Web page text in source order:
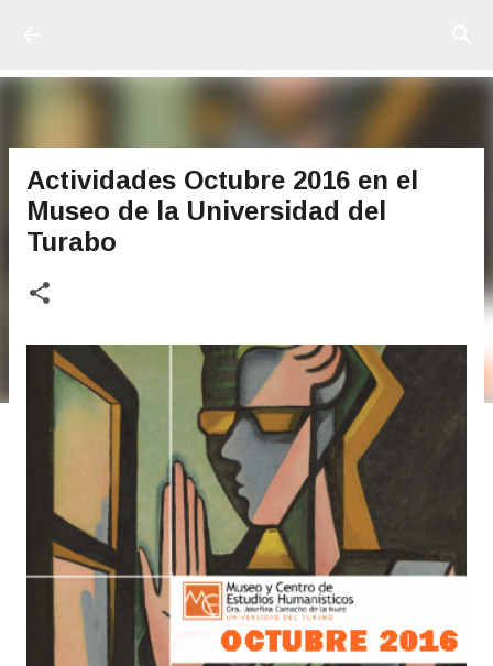
Actividades Octubre 2016 en el
Museo de la Universidad del
Turabo